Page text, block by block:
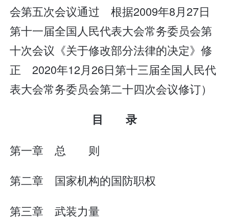
会第五次会议通过 根据2009年8月27日
第十一届全国人民代表大会常务委员会第
十次会议《关于修改部分法律的决定》修
正 2020年12月26日第十三届全国人民代
表大会常务委员会第二十四次会议修订）
目 录
第一章 总 则
第二章 国家机构的国防职权
第三章 武装力量